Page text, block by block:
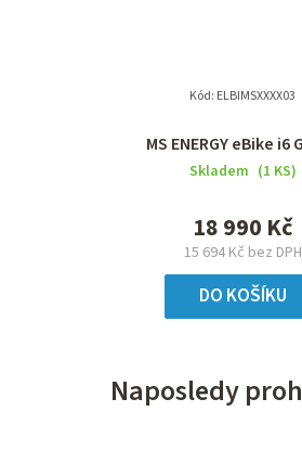
MS ENERGY eBike i6
Skladem (1 KS)
15 694 Kč bez DPH
18 990 Kč
DO KOŠÍKU
Kód: ELBIMSXXXX03
Naposledy